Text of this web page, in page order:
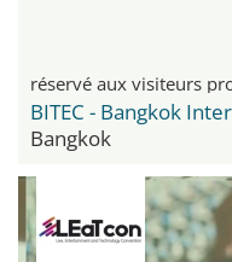
réservé aux visiteurs
Bangkok